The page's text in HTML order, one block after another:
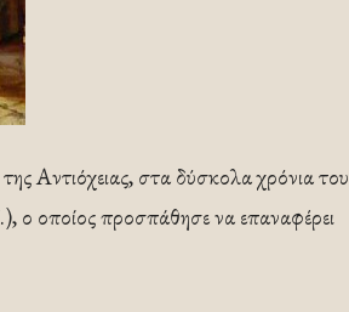
Αντιόχειας, στα δύσκολα χρόνια του
οποίος προσπάθησε να επαναφέρει